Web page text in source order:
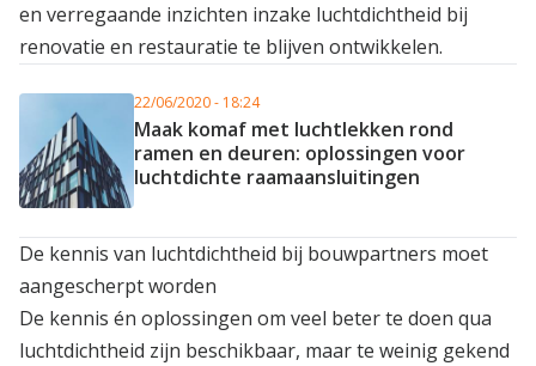
en verregaande inzichten inzake luchtdichtheid bij
renovatie en restauratie te blijven ontwikkelen.
22/06/2020 - 18:24
Maak komaf met luchtlekken rond
ramen en deuren: oplossingen voor
luchtdichte raamaansluitingen
De kennis van luchtdichtheid bij bouwpartners moet
aangescherpt worden
De kennis én oplossingen om veel beter te doen qua
luchtdichtheid zijn beschikbaar, maar te weinig gekend